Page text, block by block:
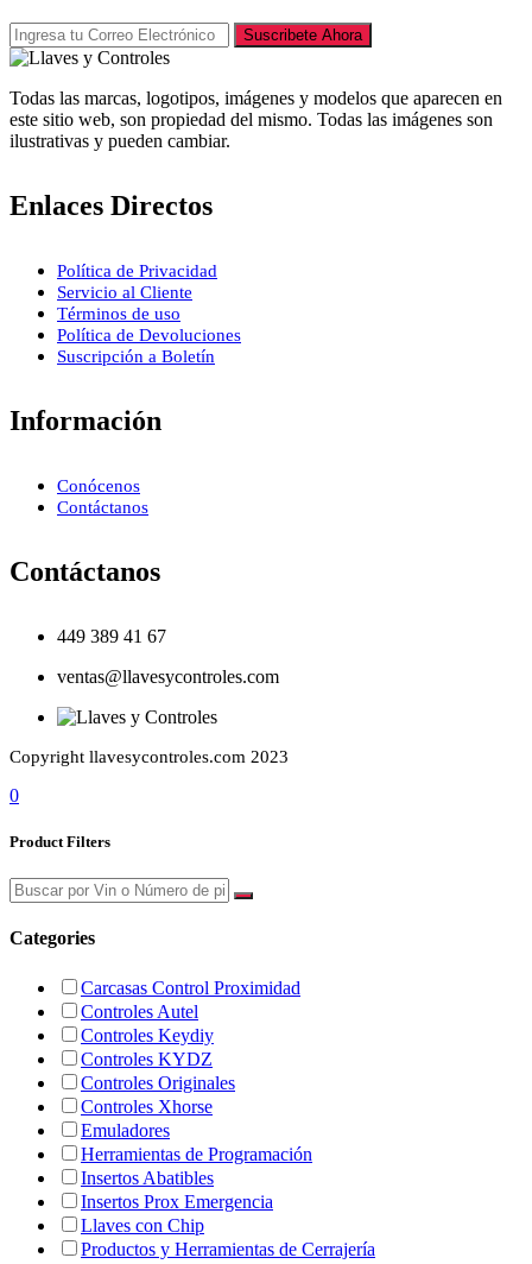
Suscribete Ahora
Todas las marcas, logotipos, imágenes y modelos que aparecen en
este sitio web, son propiedad del mismo. Todas las imágenes son
ilustrativas y pueden cambiar.
Enlaces Directos
Política de Privacidad
Servicio al Cliente
Términos de uso
Política de Devoluciones
Suscripción a Boletín
Información
Conócenos
Contáctanos
Contáctanos
449 389 41 67
ventas@llavesycontroles.com
Copyright llavesycontroles.com 2023
0
Product Filters
Categories
Carcasas Control Proximidad
Controles Autel
Controles Keydiy
Controles KYDZ
Controles Originales
Controles Xhorse
Emuladores
Herramientas de Programación
Insertos Abatibles
Insertos Prox Emergencia
Llaves con Chip
Productos y Herramientas de Cerrajería